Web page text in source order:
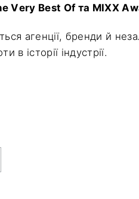
Very Best Of та MIXX
агенції, бренди й
в історії індустрії.